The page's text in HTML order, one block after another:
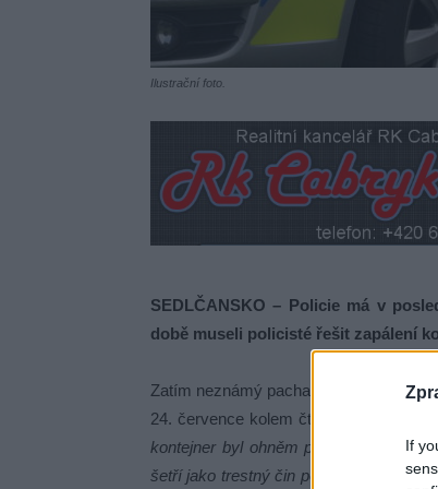
If
Ilustrační foto.
SEDLČANSKO – Policie má v
době museli policisté řešit zapálení
Zatím neznámý pachatel poškodil v
24. července kolem čtvrté hodiny ranní.
kontejner byl ohněm poškozen.
šetří jako trestný čin poškození cizí